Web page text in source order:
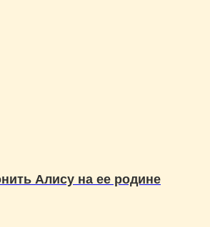
Алису на ее родине